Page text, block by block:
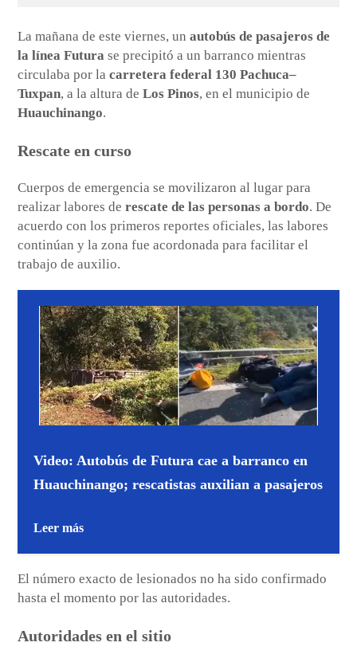
La mañana de este viernes, unautobús de pasajeros de
la línea Futura se precipitó a un barranco mientras
circulaba por lacarretera federal 130 Pachuca–
Tuxpan, a la altura deLos Pinos, en el municipio de
Huauchinango.
Rescate en curso
Cuerpos de emergencia se movilizaron al lugar para
realizar labores derescate de las personas a bordo. De
acuerdo con los primeros reportes oficiales, las labores
continúan y la zona fue acordonada para facilitar el
trabajo de auxilio.
Video: Autobús de Futura cae a barranco en
Huauchinango; rescatistas auxilian a pasajeros
Leer más
El número exacto de lesionados no ha sido confirmado
hasta el momento por las autoridades.
Autoridades en el sitio